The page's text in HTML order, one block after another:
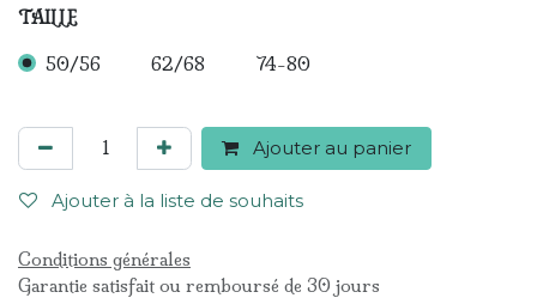
TAILLE
50/56 62/68 74-80
Ajouter au panier
Ajouter à la liste de souhaits
Conditions générales
Garantie satisfait ou remboursé de 30 jours